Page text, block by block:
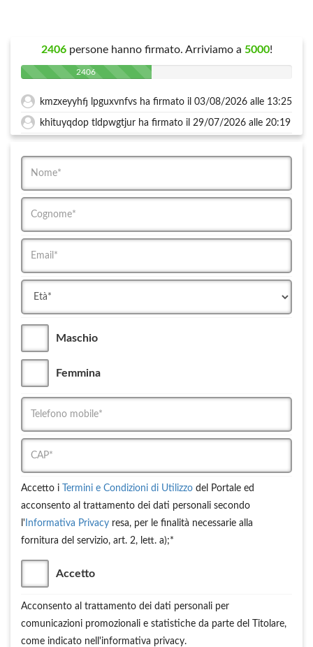
2406persone hanno firmato. Arriviamo a 5000!
2406
kmzxeyyhfj lpguxvnfvs ha firmato il 03/08/2026 alle 13:25
khituyqdop tldpwgtjur ha firmato il 29/07/2026 alle 20:19
Maschio
Femmina
Accetto i Termini e Condizioni di Utilizzo del Portale ed
acconsento al trattamento dei dati personali secondo
l' Informativa Privacy resa, per le finalità necessarie alla
fornitura del servizio, art. 2, lett. a);*
Accetto
Acconsento al trattamento dei dati personali per
comunicazioni promozionali e statistiche da parte del Titolare,
come indicato nell'informativa privacy.